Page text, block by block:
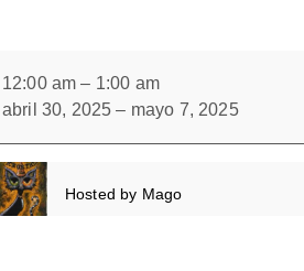
naranja
con
gafas
12:00 am – 1:00 am
abril 30, 2025 – mayo 7, 2025
Hosted by Mago